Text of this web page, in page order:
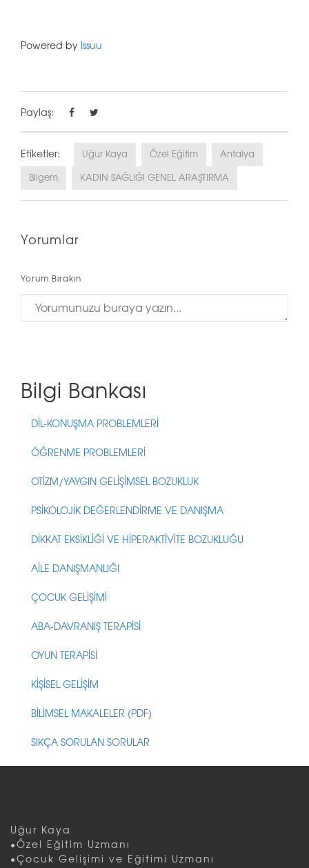
Powered by Issuu
Paylaş:
Etiketler: Uğur Kaya Özel Eğitim Antalya
Bilgem KADIN SAĞLIĞI GENEL ARAŞTIRMA
Yorumlar
Yorum Bırakın
Bilgi Bankası
DİL-KONUŞMA PROBLEMLERİ
ÖĞRENME PROBLEMLERİ
OTİZM/YAYGIN GELİŞİMSEL BOZUKLUK
PSİKOLOJİK DEĞERLENDİRME VE DANIŞMA
DİKKAT EKSİKLİĞİ VE HİPERAKTİVİTE BOZUKLUĞU
AİLE DANIŞMANLIĞI
ÇOCUK GELİŞİMİ
ABA-DAVRANIŞ TERAPİSİ
OYUN TERAPİSİ
KİŞİSEL GELİŞİM
BİLİMSEL MAKALELER (PDF)
SIKÇA SORULAN SORULAR
Uğur Kaya
•Özel Eğitim Uzmanı
•Çocuk Gelişimi ve Eğitimi Uzmanı